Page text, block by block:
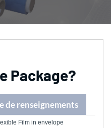
Package?
de renseignements
Film in envelope